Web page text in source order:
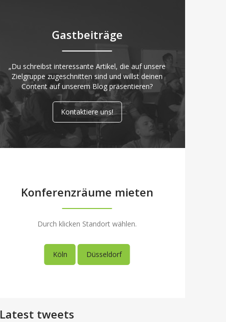
Gastbeiträge
„Du schreibst interessante Artikel, die auf unsere
Zielgruppe zugeschnitten sind und willst deinen
Content auf unserem Blog präsentieren?
Kontaktiere uns!
Konferenzräume mieten
Durch klicken Standort wählen.
Köln Düsseldorf
Latest tweets